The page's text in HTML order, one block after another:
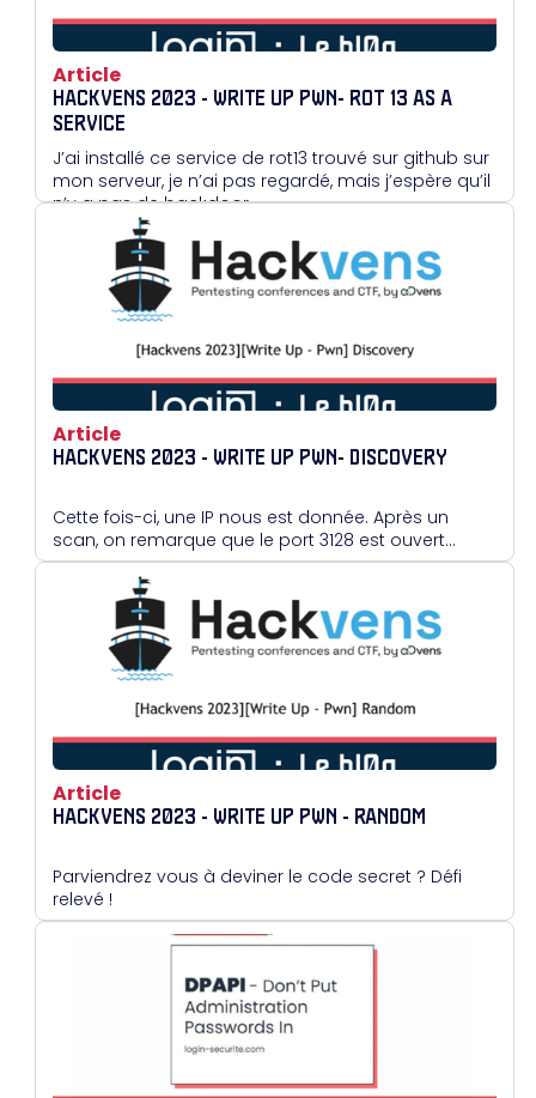
Article
HACKVENS 2023 - WRITE UP PWN- ROT 13 AS A
SERVICE
J’ai installé ce service de rot13 trouvé sur github sur
mon serveur, je n’ai pas regardé, mais j’espère qu’il
n’y a pas de backdoor…
Article
HACKVENS 2023 - WRITE UP PWN- DISCOVERY
Cette fois-ci, une IP nous est donnée. Après un
scan, on remarque que le port 3128 est ouvert...
Article
HACKVENS 2023 - WRITE UP PWN - RANDOM
Parviendrez vous à deviner le code secret ? Défi
relevé !